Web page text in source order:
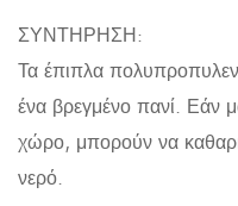
ΣΥΝΤΗΡΗΣΗ:
Τα έπιπλα
ένα βρεγμένο πανί. Εάν
χώρο, μπορούν να
νερό.